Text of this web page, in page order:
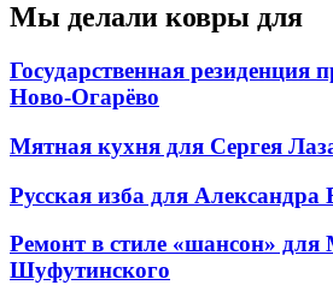
Мы делали ковры для
Государственная резиденция
Ново-Огарёво
Мятная кухня для Сергея
Русская изба для Александра
Ремонт в стиле «шансон»
Шуфутинского